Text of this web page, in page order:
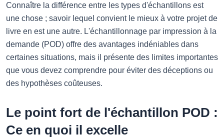
Connaître la différence entre les types d'échantillons est
une chose ; savoir lequel convient le mieux à votre projet de
livre en est une autre. L'échantillonnage par impression à la
demande (POD) offre des avantages indéniables dans
certaines situations, mais il présente des limites importantes
que vous devez comprendre pour éviter des déceptions ou
des hypothèses coûteuses.
Le point fort de l'échantillon POD :
Ce en quoi il excelle